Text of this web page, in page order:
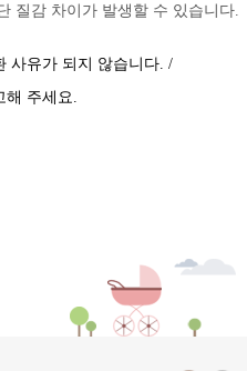
질감 차이가 발생할 수 있습니다.
사유가 되지 않습니다. /
주세요.